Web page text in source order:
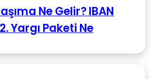
Ne Gelir? IBAN
Yargı Paketi Ne